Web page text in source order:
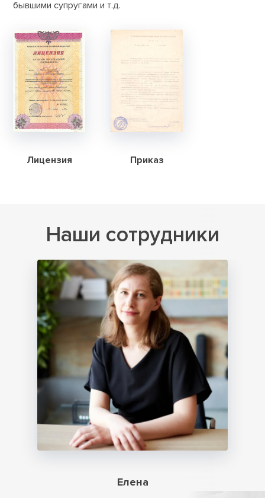
бывшими супругами и т.д.
Лицензия Приказ
Наши сотрудники
Елена